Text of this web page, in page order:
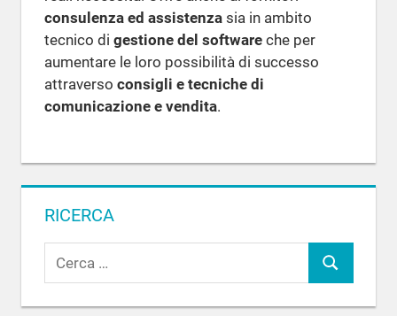
consulenza ed assistenzasia in ambito
tecnico di gestione del softwareche per
aumentare le loro possibilità di successo
attraverso consigli e tecniche di
comunicazione e vendita.
RICERCA